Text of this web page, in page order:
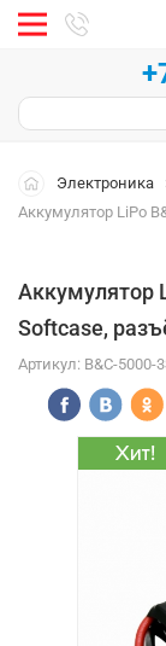
Электроника
Аккумулятор LiPo
Аккумулятор
Softcase,
Артикул: B&C-5000-